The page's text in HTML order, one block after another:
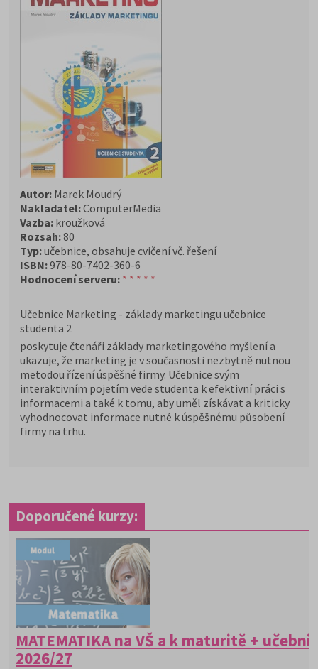
Autor: Marek Moudrý
Nakladatel:ComputerMedia
Vazba: kroužková
Rozsah:80
Typ:učebnice, obsahuje cvičení vč. řešení
ISBN:978-80-7402-360-6
Hodnocení serveru: * * * * *
Učebnice Marketing - základy marketingu učebnice
studenta 2
poskytuje čtenáři základy marketingového myšlení a
ukazuje, že marketing je v současnosti nezbytně nutnou
metodou řízení úspěšné firmy. Učebnice svým
interaktivním pojetím vede studenta k efektivní práci s
informacemi a také k tomu, aby uměl získávat a kriticky
vyhodnocovat informace nutné k úspěšnému působení
firmy na trhu.
Doporučené kurzy:
MATEMATIKA na VŠ a k maturitě +
2026/27